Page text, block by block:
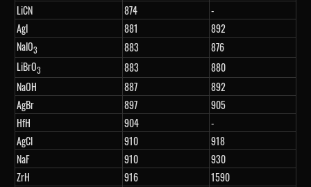
LiCN
874
-
AgI
881
892
NaIO3 883
876
LiBrO3 883
880
NaOH
887
892
AgBr
897
905
HfH
904
-
AgCl
910
918
NaF
910
930
ZrH
916
1590